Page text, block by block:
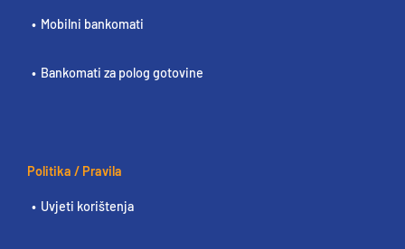
Mobilni bankomati
Bankomati za polog gotovine
Politika / Pravila
Uvjeti korištenja